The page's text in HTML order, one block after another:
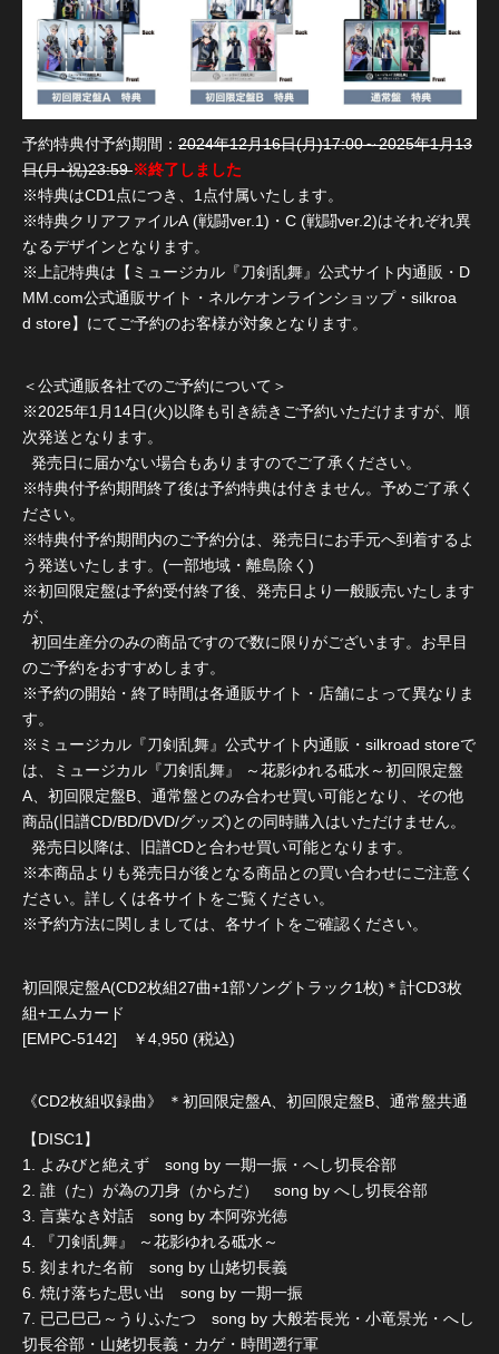
予約特典付予約期間： 2024年12月16日(月)17:00～2025年1月13
日(月･祝)23:59※終了しました
※特典はCD1点につき、1点付属いたします。
※特典クリアファイルA (戦闘ver.1)・C (戦闘ver.2)はそれぞれ異
なるデザインとなります。
※上記特典は【ミュージカル『刀剣乱舞』公式サイト内通販・D
MM.com公式通販サイト・ネルケオンラインショップ・silkroa
d store】にてご予約のお客様が対象となります。
＜公式通販各社でのご予約について＞
※2025年1月14日(火)以降も引き続きご予約いただけますが、順
次発送となります。
発売日に届かない場合もありますのでご了承ください。
※特典付予約期間終了後は予約特典は付きません。予めご了承く
ださい。
※特典付予約期間内のご予約分は、発売日にお手元へ到着するよ
う発送いたします。(一部地域・離島除く)
※初回限定盤は予約受付終了後、発売日より一般販売いたします
が、
初回生産分のみの商品ですので数に限りがございます。お早目
のご予約をおすすめします。
※予約の開始・終了時間は各通販サイト・店舗によって異なりま
す。
※ミュージカル『刀剣乱舞』公式サイト内通販・silkroad storeで
は、ミュージカル『刀剣乱舞』 ～花影ゆれる砥水～初回限定盤
A、初回限定盤B、通常盤とのみ合わせ買い可能となり、その他
商品(旧譜CD/BD/DVD/グッズ)との同時購入はいただけません。
発売日以降は、旧譜CDと合わせ買い可能となります。
※本商品よりも発売日が後となる商品との買い合わせにご注意く
ださい。詳しくは各サイトをご覧ください。
※予約方法に関しましては、各サイトをご確認ください。
初回限定盤A(CD2枚組27曲+1部ソングトラック1枚)＊計CD3枚
組+エムカード
[EMPC-5142] ￥4,950 (税込)
《CD2枚組収録曲》 ＊初回限定盤A、初回限定盤B、通常盤共通
【DISC1】
1. よみびと絶えず song by 一期一振・へし切長谷部
2. 誰（た）が為の刀身（からだ） song by へし切長谷部
3. 言葉なき対話 song by 本阿弥光徳
4. 『刀剣乱舞』 ～花影ゆれる砥水～
5. 刻まれた名前 song by 山姥切長義
6. 焼け落ちた思い出 song by 一期一振
7. 已己巳己～うりふたつ song by 大般若長光・小竜景光・へし
切長谷部・山姥切長義・カゲ・時間遡行軍